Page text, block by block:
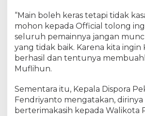
k
a
j
u
a
s
P
“Main boleh keras tetapi tidak
mohon kepada Official tolong
seluruh pemainnya jangan
yang tidak baik. Karena kita ingin
berhasil dan tentunya
Muflihun.
Sementara itu, Kepala Dispora
Fendriyanto mengatakan, dirinya
berterimakasih kepada Walikota